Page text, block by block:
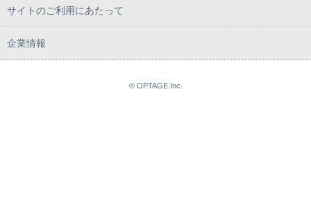
サイトのご利用にあたって
企業情報
© OPTAGE Inc.